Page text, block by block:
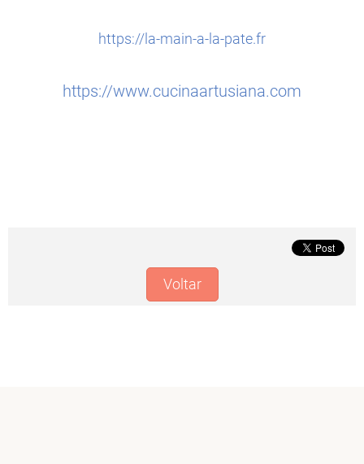
https://la-main-a-la-pate.fr
https://www.cucinaartusiana.com
Voltar